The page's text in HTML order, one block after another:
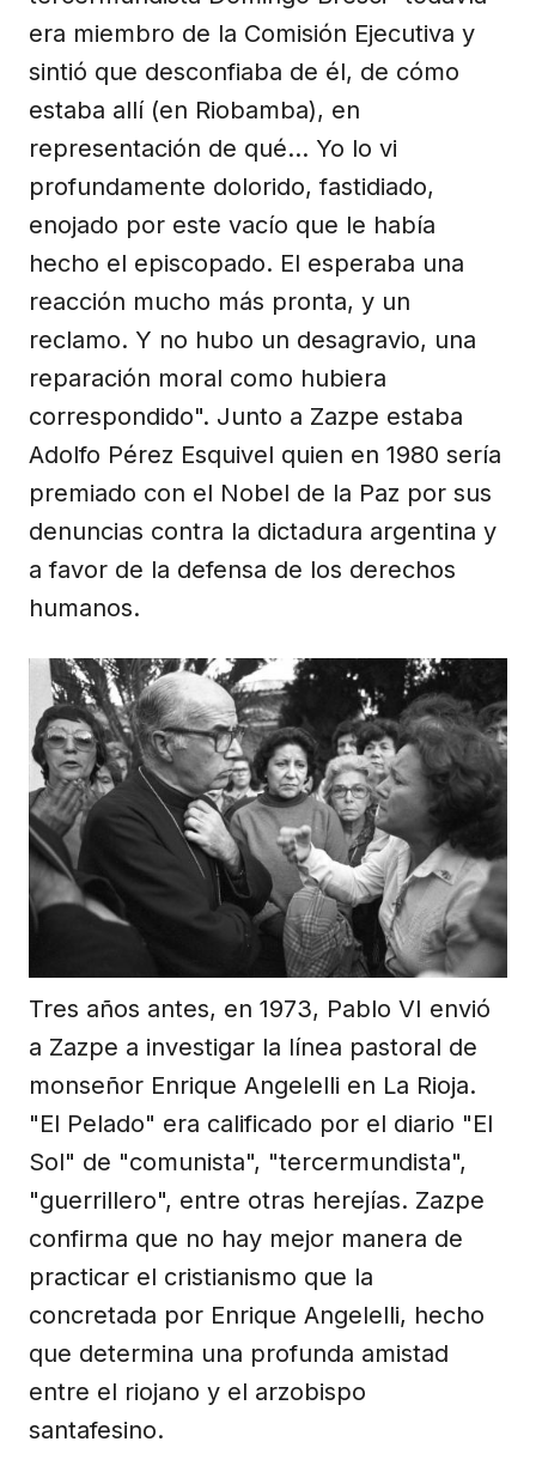
era miembro de la Comisión Ejecutiva y
sintió que desconfiaba de él, de cómo
estaba allí (en Riobamba), en
representación de qué... Yo lo vi
profundamente dolorido, fastidiado,
enojado por este vacío que le había
hecho el episcopado. El esperaba una
reacción mucho más pronta, y un
reclamo. Y no hubo un desagravio, una
reparación moral como hubiera
correspondido". Junto a Zazpe estaba
Adolfo Pérez Esquivel quien en 1980 sería
premiado con el Nobel de la Paz por sus
denuncias contra la dictadura argentina y
a favor de la defensa de los derechos
humanos.
Tres años antes, en 1973, Pablo VI envió
a Zazpe a investigar la línea pastoral de
monseñor Enrique Angelelli en La Rioja.
"El Pelado" era calificado por el diario "El
Sol" de "comunista", "tercermundista",
"guerrillero", entre otras herejías. Zazpe
confirma que no hay mejor manera de
practicar el cristianismo que la
concretada por Enrique Angelelli, hecho
que determina una profunda amistad
entre el riojano y el arzobispo
santafesino.